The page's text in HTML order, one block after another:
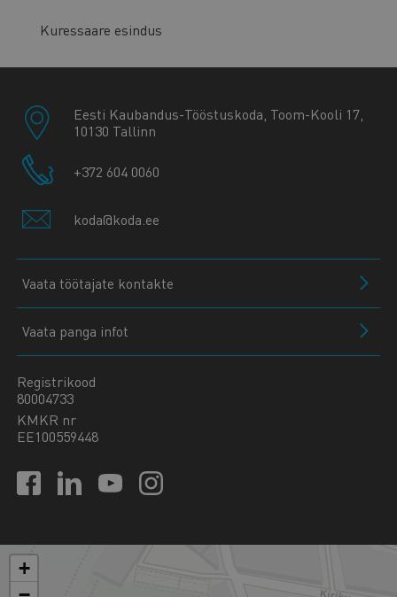
Kuressaare esindus
Eesti Kaubandus-Tööstuskoda, Toom-Kooli 17,
10130 Tallinn
+372 604 0060
koda@koda.ee
Vaata töötajate kontakte
Vaata panga infot
Registrikood
80004733
KMKR nr
EE100559448
+